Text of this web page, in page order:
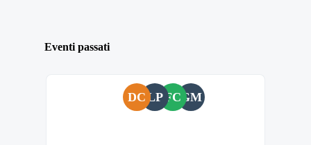
Eventi passati
DC LP FCGM